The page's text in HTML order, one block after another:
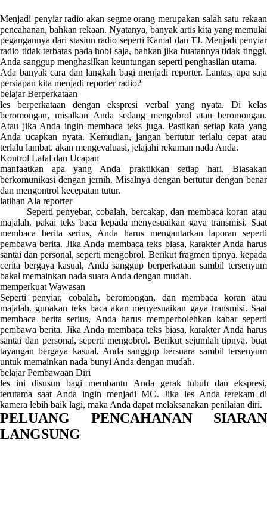
Menjadi penyiar radio akan segme orang merupakan salah satu rekaan
pencahanan, bahkan rekaan. Nyatanya, banyak artis kita yang memulai
pegangannya dari stasiun radio seperti Kamal dan TJ. Menjadi penyiar
radio tidak terbatas pada hobi saja, bahkan jika buatannya tidak tinggi,
Anda sanggup menghasilkan keuntungan seperti penghasilan utama.
Ada banyak cara dan langkah bagi menjadi reporter. Lantas, apa saja
persiapan kita menjadi reporter radio?
belajar Berperkataan
les berperkataan dengan ekspresi verbal yang nyata. Di kelas
beromongan, misalkan Anda sedang mengobrol atau beromongan.
Atau jika Anda ingin membaca teks juga. Pastikan setiap kata yang
Anda ucapkan nyata. Kemudian, jangan bertutur terlalu cepat atau
terlalu lambat. akan mengevaluasi, jelajahi rekaman nada Anda.
Kontrol Lafal dan Ucapan
manfaatkan apa yang Anda praktikkan setiap hari. Biasakan
berkomunikasi dengan jernih. Misalnya dengan bertutur dengan benar
dan mengontrol kecepatan tutur.
latihan Ala reporter
Seperti penyebar, cobalah, bercakap, dan membaca koran atau
majalah. pakai teks baca kepada menyesuaikan gaya transmisi. Saat
membaca berita serius, Anda harus mengantarkan laporan seperti
pembawa berita. Jika Anda membaca teks biasa, karakter Anda harus
santai dan personal, seperti mengobrol. Berikut fragmen tipnya. kepada
cerita bergaya kasual, Anda sanggup berperkataan sambil tersenyum
bakal memainkan nada suara Anda dengan mudah.
memperkuat Wawasan
Seperti penyiar, cobalah, beromongan, dan membaca koran atau
majalah. gunakan teks baca akan menyesuaikan gaya transmisi. Saat
membaca berita serius, Anda harus memperbolehkan kabar seperti
pembawa berita. Jika Anda membaca teks biasa, karakter Anda harus
santai dan personal, seperti mengobrol. Berikut sejumlah tipnya. buat
tayangan bergaya kasual, Anda sanggup bersuara sambil tersenyum
untuk memainkan nada bunyi Anda dengan mudah.
belajar Pembawaan Diri
les ini disusun bagi membantu Anda gerak tubuh dan ekspresi,
terutama saat Anda ingin menjadi MC. Jika les Anda terekam di
kamera lebih baik lagi, maka Anda dapat melaksanakan penilaian diri.
PELUANG PENCAHANAN SIARAN
LANGSUNG